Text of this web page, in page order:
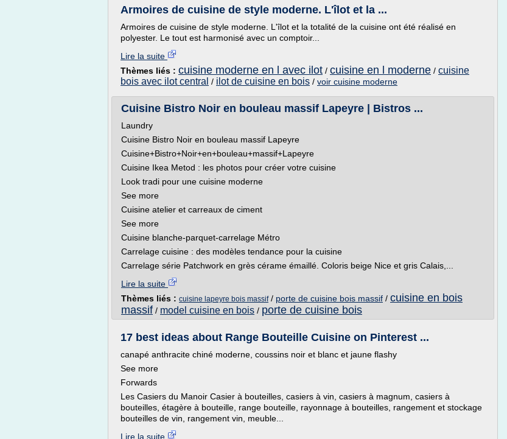
Armoires de cuisine de style moderne. L'îlot et la ...
Armoires de cuisine de style moderne. L'îlot et la totalité de la cuisine ont été réalisé en
polyester. Le tout est harmonisé avec un comptoir...
Lire la suite
Thèmes liés : cuisine moderne en l avec ilot / cuisine en l moderne / cuisine
bois avec ilot central / ilot de cuisine en bois / voir cuisine moderne
Cuisine Bistro Noir en bouleau massif Lapeyre | Bistros ...
Laundry
Cuisine Bistro Noir en bouleau massif Lapeyre
Cuisine+Bistro+Noir+en+bouleau+massif+Lapeyre
Cuisine Ikea Metod : les photos pour créer votre cuisine
Look tradi pour une cuisine moderne
See more
Cuisine atelier et carreaux de ciment
See more
Cuisine blanche-parquet-carrelage Métro
Carrelage cuisine : des modèles tendance pour la cuisine
Carrelage série Patchwork en grès cérame émaillé. Coloris beige Nice et gris Calais,...
Lire la suite
Thèmes liés : cuisine lapeyre bois massif/ porte de cuisine bois massif / cuisine en bois
massif / model cuisine en bois / porte de cuisine bois
17 best ideas about Range Bouteille Cuisine on Pinterest ...
canapé anthracite chiné moderne, coussins noir et blanc et jaune flashy
See more
Forwards
Les Casiers du Manoir Casier à bouteilles, casiers à vin, casiers à magnum, casiers à
bouteilles, étagère à bouteille, range bouteille, rayonnage à bouteilles, rangement et stockage
bouteilles de vin, rangement vin, meuble...
Lire la suite